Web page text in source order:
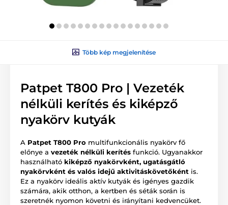
Több kép megjelenítése
Patpet T800 Pro | Vezeték
nélküli kerítés és kiképző
nyakörv kutyák
A Patpet T800 Pro multifunkcionális nyakörv fő
előnye a vezeték nélküli kerítés funkció. Ugyanakkor
használható kiképző nyakörvként, ugatásgátló
nyakörvként és valós idejű aktivitáskövetőként is.
Ez a nyakörv ideális aktív kutyák és igényes gazdik
számára, akik otthon, a kertben és séták során is
szeretnék nyomon követni és irányítani kedvencüket.